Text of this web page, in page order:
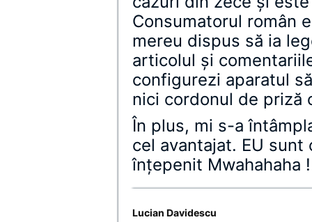
Consumatorul român
mereu dispus să ia
articolul şi
configurezi aparatul
nici cordonul de priză
În plus, mi s-a
cel avantajat. EU
înţepenit Mwahahaha !
Lucian Davidescu